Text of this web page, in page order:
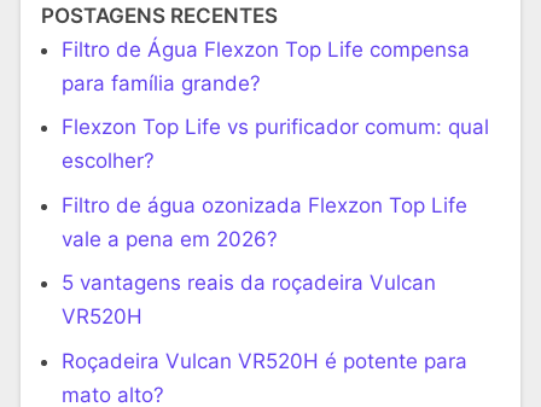
POSTAGENS RECENTES
Filtro de Água Flexzon Top Life compensa
para família grande?
Flexzon Top Life vs purificador comum: qual
escolher?
Filtro de água ozonizada Flexzon Top Life
vale a pena em 2026?
5 vantagens reais da roçadeira Vulcan
VR520H
Roçadeira Vulcan VR520H é potente para
mato alto?